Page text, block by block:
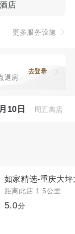
店
更多服务设施
退房
去登录
10日 周五离店
距离此店 1.5公里
5.0分